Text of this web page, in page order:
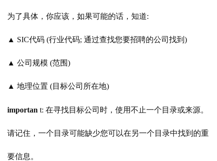
为了具体，你应该，如果可能的话，知道:
▲ SIC代码 (行业代码; 通过查找您要招聘的公司找到)
▲ 公司规模 (范围)
▲ 地理位置 (目标公司所在地)
importan t: 在寻找目标公司时，使用不止一个目录或来源。
请记住，一个目录可能缺少您可以在另一个目录中找到的重
要信息。